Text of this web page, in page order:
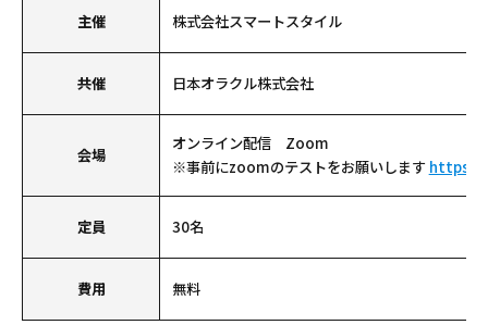
主催 株式会社スマートスタイル
共催 日本オラクル株式会社
会場
オンライン配信 Zoom
※事前にzoomのテストをお願いします https://
定員 30名
費用 無料